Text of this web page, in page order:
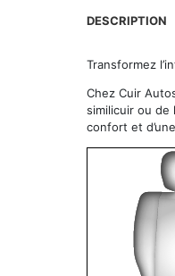
DESCRIPTION
Transformez
Chez Cuir
similicuir ou de
confort et